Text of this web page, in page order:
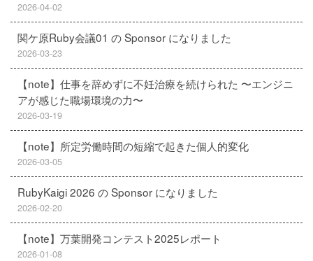
2026-04-02
関ケ原Ruby会議01 の Sponsor になりました
2026-03-23
【note】仕事を辞めずに不妊治療を続けられた 〜エンジニ
アが感じた職場環境の力〜
2026-03-19
【note】所定労働時間の短縮で起きた個人的変化
2026-03-05
RubyKaigi 2026 の Sponsor になりました
2026-02-20
【note】万葉開発コンテスト2025レポート
2026-01-08